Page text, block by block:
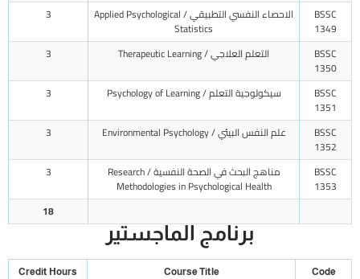
BSSC
1349
الاحصاء النفسي التطبيقي / Applied Psychological
Statistics
3
BSSC
1350
التعلم العلاجي / Therapeutic Learning 3
BSSC
1351
سيكولوجية التعلم / Psychology of Learning 3
BSSC
1352
علم النفس البيئي / Environmental Psychology 3
BSSC
1353
مناهج البحث في الصحة النفسية / Research
Methodologies in Psychological Health
3
18
برنامج الماجستير
Code
Course Title
Credit Hours